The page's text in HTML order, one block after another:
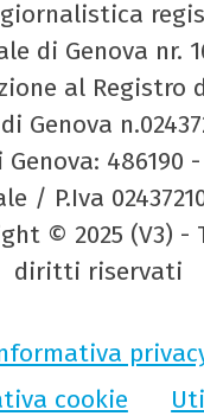
di Genova nr.
al Registro
Genova
Genova: 486190
/ P.Iva
© 2025 (V3) -
diritti riservati
cookie